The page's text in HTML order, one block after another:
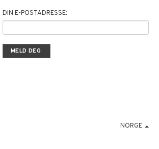
DIN E-POSTADRESSE:
NORGE